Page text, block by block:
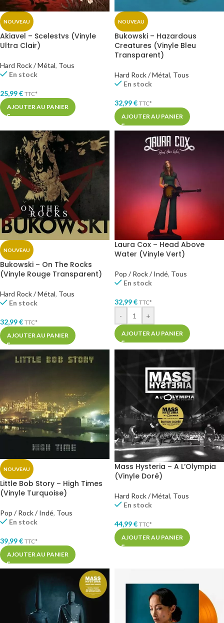
NOUVEAU
Akiavel – Scelestvs (Vinyle
Ultra Clair)
Hard Rock / Métal, Tous
En stock
25,99€ TTC*
AJOUTER AU PANIER
NOUVEAU
Bukowski – Hazardous
Creatures (Vinyle Bleu
Transparent)
Hard Rock / Métal, Tous
En stock
32,99€ TTC*
AJOUTER AU PANIER
NOUVEAU
Bukowski – On The Rocks
(Vinyle Rouge Transparent)
Hard Rock / Métal, Tous
En stock
32,99€ TTC*
AJOUTER AU PANIER
Laura Cox – Head Above
Water (Vinyle Vert)
Pop / Rock / Indé, Tous
En stock
32,99€ TTC*
- +
AJOUTER AU PANIER
NOUVEAU
Little Bob Story – High Times
(Vinyle Turquoise)
Pop / Rock / Indé, Tous
En stock
39,99€ TTC*
AJOUTER AU PANIER
Mass Hysteria – A L’Olympia
(Vinyle Doré)
Hard Rock / Métal, Tous
En stock
44,99€ TTC*
AJOUTER AU PANIER